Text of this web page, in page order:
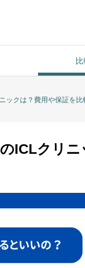
ックは？費用や保証を比
ICLクリ